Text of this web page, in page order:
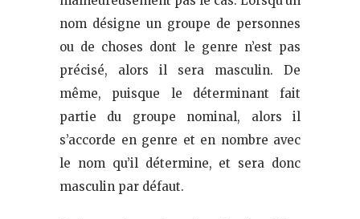
nom désigne un groupe de personnes
ou de choses dont le genre n’est pas
précisé, alors il sera masculin. De
même, puisque le déterminant fait
partie du groupe nominal, alors il
s’accorde en genre et en nombre avec
le nom qu’il détermine, et sera donc
masculin par défaut.